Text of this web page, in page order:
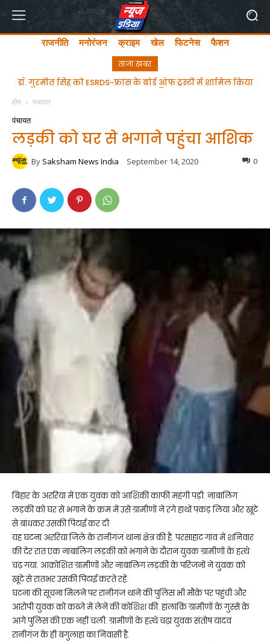
राजनीति मनोरंजन क्राइम खेल फिटनेस फैशन
ताजा खबर
डॉ. गुरमीत सिंह को ESRDS-फ्रांस के बोर्ड ऑफ ट्रस्टी में शामिल किया
भाजपा प्रत्याशी अतुल भातखलकर ने भरी चुनावी हुंकार समर्थको के
होम पंचायत
पंचायत
लड़की को घर से भगाने पहुंचा आशिक
By Saksham News India September 14, 2020 0
बिहार के अररिया में एक युवक को आशिकी काफी महंगी पड़ी. नाबालिग
लड़की को घर से भगाने के क्रम में उसे ग्रामीणों ने रंगे हाथों पकड़ लिया और खूंटे
से बांधकर उसकी पिटाई कर दी
यह घटना अररिया जिले के रानीगंज थाना क्षेत्र की है. परसाहाट गांव में शनिवार
की देर रात एक नाबालिग लड़की को भगाने के दौरान युवक ग्रामीणों के हत्थे
चढ़ गया. आक्रोशित ग्रामीणों और नाबालिग लड़की के परिजनों ने युवक को
खूंटे से रातभर उसकी पिटाई करते रहे.
घटना की सूचना मिलने पर रानीगंज थाने की पुलिस भी मौके पर पहुंची और
आरोपी युवक को कब्जे में लेने की कोशिश की. हालांकि ग्रामीणों के गुस्से के
आगे पुलिस की एक नहीं चली. ग्रामीणों के हत्थे चढ़ा युवक संतोष यादव
रानीगंज के ही बगुलाहा का निवासी है.